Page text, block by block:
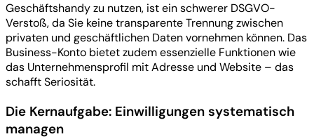
Geschäftshandy zu nutzen, ist ein schwerer DSGVO-
Verstoß, da Sie keine transparente Trennung zwischen
privaten und geschäftlichen Daten vornehmen können. Das
Business-Konto bietet zudem essenzielle Funktionen wie
das Unternehmensprofil mit Adresse und Website – das
schafft Seriosität.
Die Kernaufgabe: Einwilligungen systematisch
managen